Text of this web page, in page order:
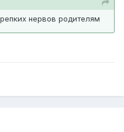
нервов родителям